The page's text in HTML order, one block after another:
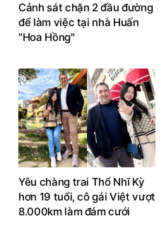
Cảnh sát chặn 2 đầu đường
để làm việc tại nhà Huấn
"Hoa Hồng"
Yêu chàng trai Thổ Nhĩ Kỳ
hơn 19 tuổi, cô gái Việt vượt
8.000km làm đám cưới